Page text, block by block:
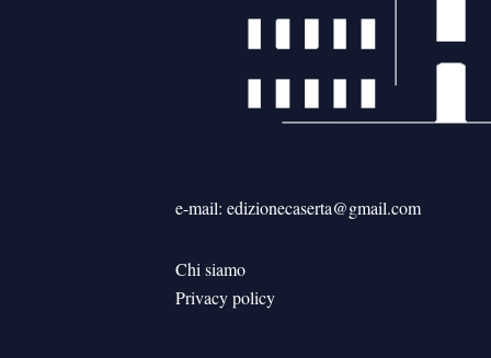
e-mail: edizionecaserta@gmail.com
Chi siamo
Privacy policy